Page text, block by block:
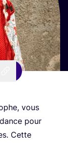
vous
pour
Cette